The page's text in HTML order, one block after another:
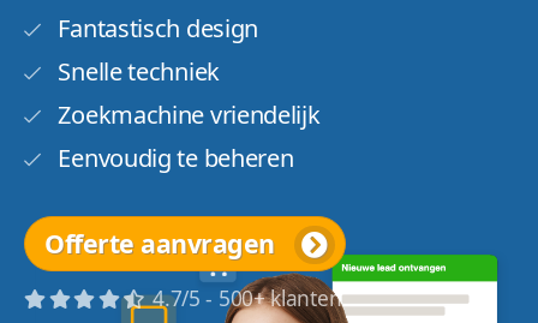
Fantastisch design
Snelle techniek
Zoekmachine vriendelijk
Eenvoudig te beheren
Offerte aanvragen
4.7/5 - 500+ klanten